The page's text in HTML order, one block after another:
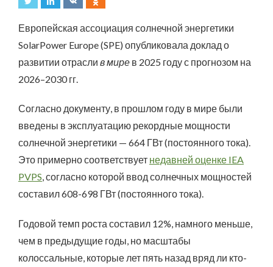
Европейская ассоциация солнечной энергетики
SolarPower Europe (SPE) опубликовала доклад о
развитии отрасли в мире в 2025 году с прогнозом на
2026–2030 гг.
Согласно документу, в прошлом году в мире были
введены в эксплуатацию рекордные мощности
солнечной энергетики — 664 ГВт (постоянного тока).
Это примерно соответствует недавней оценке IEA
PVPS, согласно которой ввод солнечных мощностей
составил 608-698 ГВт (постоянного тока).
Годовой темп роста составил 12%, намного меньше,
чем в предыдущие годы, но масштабы
колоссальные, которые лет пять назад вряд ли кто-